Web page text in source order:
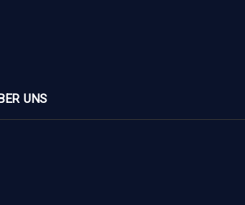
UNS